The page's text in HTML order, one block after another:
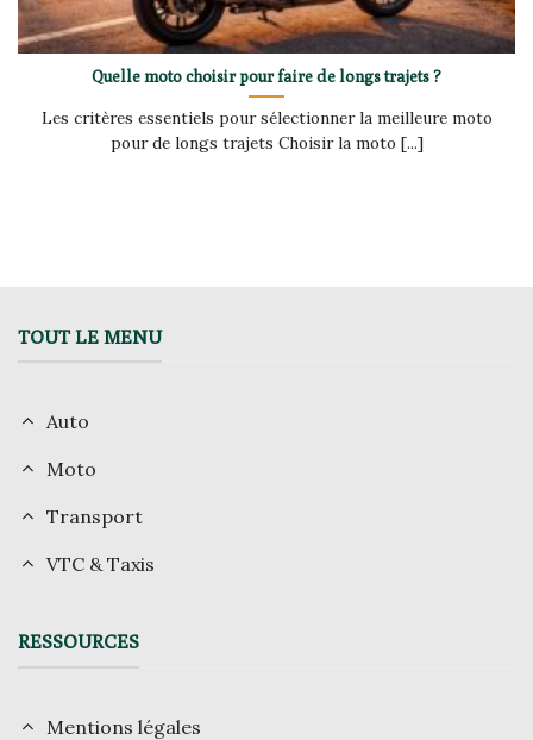
Quelle moto choisir pour faire de longs trajets ?
Les critères essentiels pour sélectionner la meilleure moto
pour de longs trajets Choisir la moto [...]
TOUT LE MENU
Auto
Moto
Transport
VTC & Taxis
RESSOURCES
Mentions légales